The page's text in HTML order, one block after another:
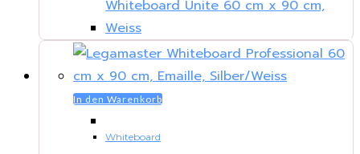
In den Warenkorb
Whiteboard